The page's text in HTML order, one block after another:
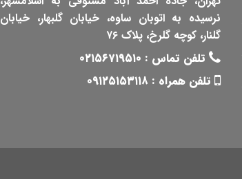
نرسیده به اتوبان ساوه، خیابان گلبهار، خیابان
گلنار، کوچه گلرخ، پلاک ۷۶
تلفن تماس : ۰۲۱۵۶۷۱۹۵۱۰
تلفن همراه : ۰۹۱۲۵۱۵۳۱۱۸